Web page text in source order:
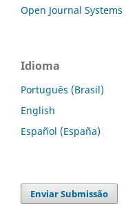
Open Journal Systems
Idioma
Português (Brasil)
English
Español (España)
Enviar Submissão